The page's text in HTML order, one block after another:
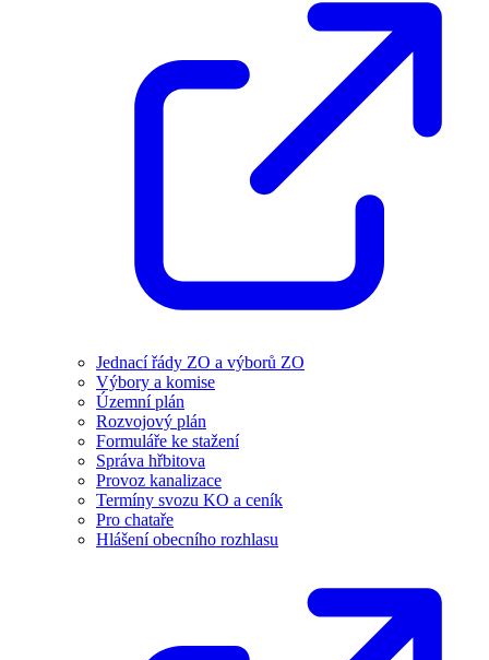
Jednací řády ZO a výborů ZO
Výbory a komise
Územní plán
Rozvojový plán
Formuláře ke stažení
Správa hřbitova
Provoz kanalizace
Termíny svozu KO a ceník
Pro chataře
Hlášení obecního rozhlasu